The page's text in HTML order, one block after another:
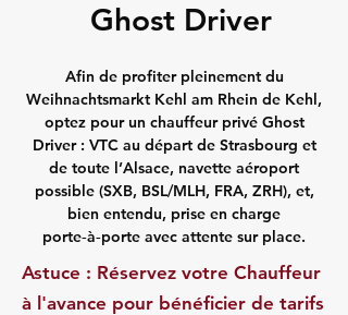
Ghost Driver
Afin de profiter pleinement du
Weihnachtsmarkt Kehl am Rhein de Kehl,
optez pour un chauffeur privé Ghost
Driver : VTC au départ de Strasbourg et
de toute l’Alsace, navette aéroport
possible (SXB, BSL/MLH, FRA, ZRH), et,
bien entendu, prise en charge
porte‑à‑porte avec attente sur place.
Astuce : Réservez votre Chauffeur
à l'avance pour bénéficier de tarifs